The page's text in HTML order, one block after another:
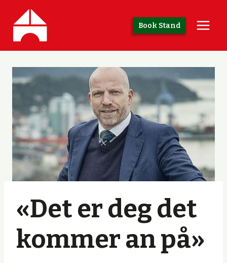
content
Book Stand
«Det er deg det
kommer an på»